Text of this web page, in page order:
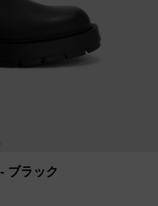
- ブラック